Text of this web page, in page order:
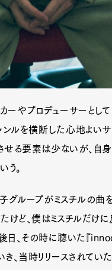
カーやプロデューサーとし
ンルを横断した心地よい
せる要素は少ないが、
う。
グループがミスチルの曲
ど、僕はミスチルだけに
日、その時に聴いた『
き、当時リリースされて